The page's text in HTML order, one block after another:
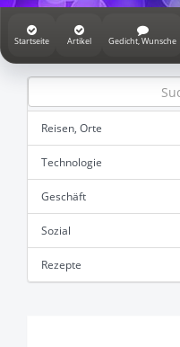
Startseite Artikel Gedicht, Wunsche
Reisen, Orte
Technologie
Geschäft
Sozial
Rezepte